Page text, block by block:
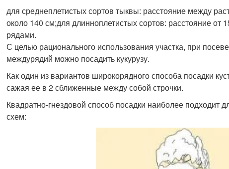
для среднеплетистых сортов тыквы: расстояние между
около 140 см;для длинноплетистых сортов: расстояние
рядами.
С целью рационального использования участка, при
междурядий можно посадить кукурузу.
Как один из вариантов широкорядного способа посадки
сажая ее в 2 сближенные между собой строчки.
Квадратно-гнездовой способ посадки наиболее подходит
схем: